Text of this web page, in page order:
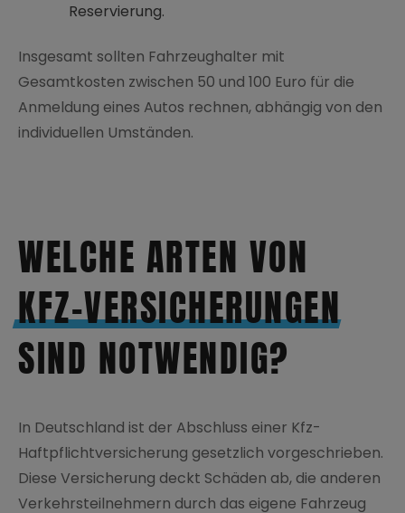
Kontakt
Reservierung.
Insgesamt sollten Fahrzeughalter mit
Gesamtkosten zwischen 50 und 100 Euro für die
Anmeldung eines Autos rechnen, abhängig von den
individuellen Umständen.
WELCHE ARTEN VON
KFZ-VERSICHERUNGEN
SIND NOTWENDIG?
In Deutschland ist der Abschluss einer Kfz-
Haftpflichtversicherung gesetzlich vorgeschrieben.
Diese Versicherung deckt Schäden ab, die anderen
Verkehrsteilnehmern durch das eigene Fahrzeug